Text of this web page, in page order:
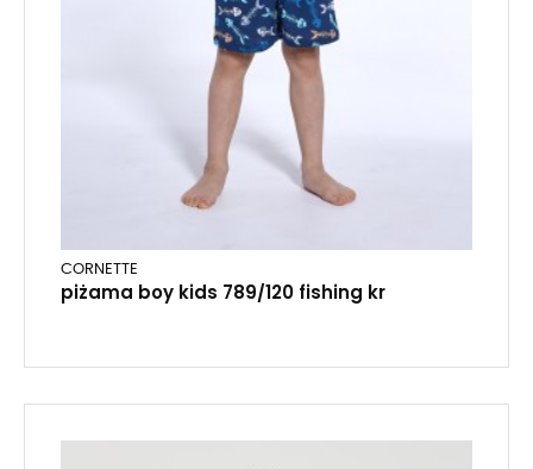
CORNETTE
piżama boy kids 789/120 fishing kr